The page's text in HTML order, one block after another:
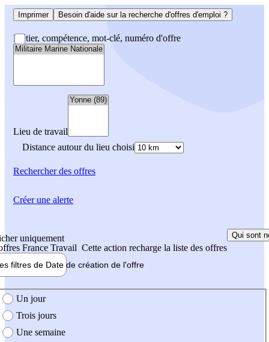
Imprimer Besoin d'aide sur la recherche d'offres d'emploi ?
Métier, compétence, mot-clé, numéro d'offre
Lieu de travail
Distance autour du lieu choisi
Rechercherdes offres
uniquement
France Travail Cette action recharge la liste des offres
Qui sont
filtres de Date de création de l'offre
création de l'offre
Un jour
Trois jours
Une semaine
Créer une alerte